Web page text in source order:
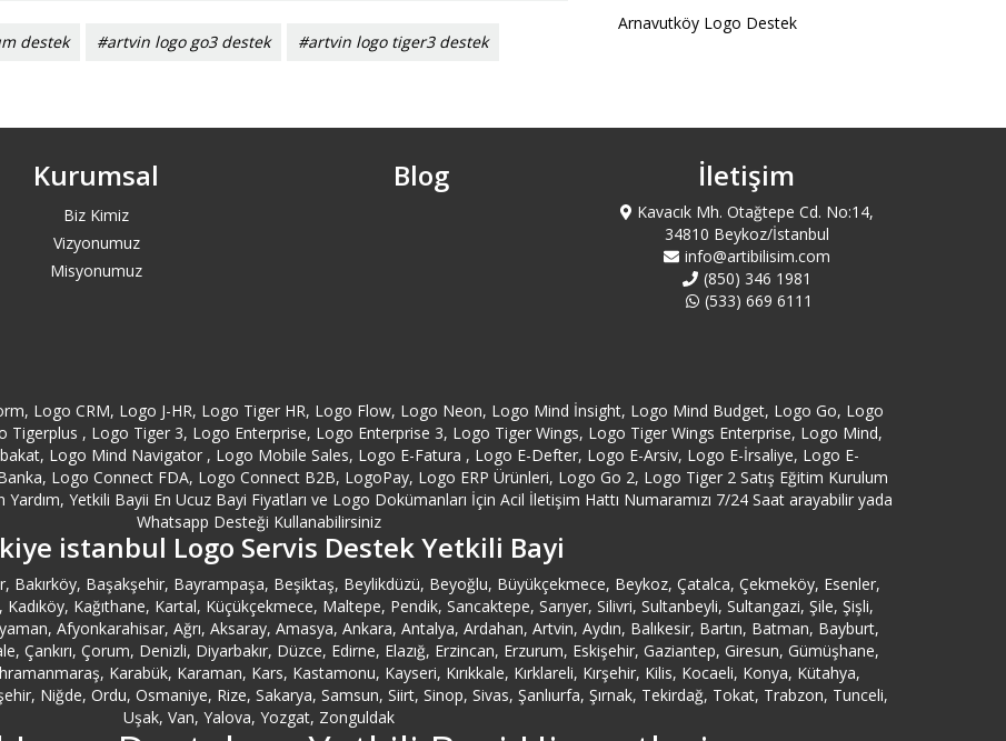
destek #artvin logo go3 destek #artvin logo tiger3 destek
Arnavutköy Logo Destek
Avcılar Logo Destek
Aydın Logo Destek
Bağcılar Logo Destek
Bakırköy Logo Destek
Balıkesir Logo Destek
Başakşehir Logo Destek
Batman Logo Destek
Bayburt Logo Destek
Kurumsal
Biz Kimiz
Vizyonumuz
Misyonumuz
Blog İletişim
Kavacık Mh. Otağtepe Cd. No:14,
34810 Beykoz/İstanbul
info@artibilisim.com
(850) 346 1981
(533) 669 6111
Logo CRM, Logo J-HR, Logo Tiger HR, Logo Flow, Logo Neon, Logo Mind İnsight, Logo Mind Budget, Logo Go, Logo
, Logo Tiger 3, Logo Enterprise, Logo Enterprise 3, Logo Tiger Wings, Logo Tiger Wings Enterprise, Logo Mind,
Logo Mind Navigator , Logo Mobile Sales, Logo E-Fatura , Logo E-Defter, Logo E-Arsiv, Logo E-İrsaliye, Logo E-
Logo Connect FDA, Logo Connect B2B, LogoPay, Logo ERP Ürünleri, Logo Go 2, Logo Tiger 2 Satış Eğitim Kurulum
Yetkili Bayii En Ucuz Bayi Fiyatları ve Logo Dokümanları İçin Acil İletişim Hattı Numaramızı 7/24 Saat arayabilir yada
Whatsapp Desteği Kullanabilirsiniz
istanbul Logo Servis Destek Yetkili Bayi
Bakırköy, Başakşehir, Bayrampaşa, Beşiktaş, Beylikdüzü, Beyoğlu, Büyükçekmece, Beykoz, Çatalca, Çekmeköy, Esenler,
Kağıthane, Kartal, Küçükçekmece, Maltepe, Pendik, Sancaktepe, Sarıyer, Silivri, Sultanbeyli, Sultangazi, Şile, Şişli,
Afyonkarahisar, Ağrı, Aksaray, Amasya, Ankara, Antalya, Ardahan, Artvin, Aydın, Balıkesir, Bartın, Batman, Bayburt,
Çankırı, Çorum, Denizli, Diyarbakır, Düzce, Edirne, Elazığ, Erzincan, Erzurum, Eskişehir, Gaziantep, Giresun, Gümüşhane,
Karabük, Karaman, Kars, Kastamonu, Kayseri, Kırıkkale, Kırklareli, Kırşehir, Kilis, Kocaeli, Konya, Kütahya,
Niğde, Ordu, Osmaniye, Rize, Sakarya, Samsun, Siirt, Sinop, Sivas, Şanlıurfa, Şırnak, Tekirdağ, Tokat, Trabzon, Tunceli,
Uşak, Van, Yalova, Yozgat, Zonguldak